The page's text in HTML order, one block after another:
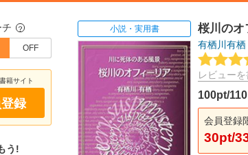
？
OFF
籍サイト
録
う!
小説・実用書 桜川のオ
有栖川有栖
レビューを
100pt/
会員登録
30pt/